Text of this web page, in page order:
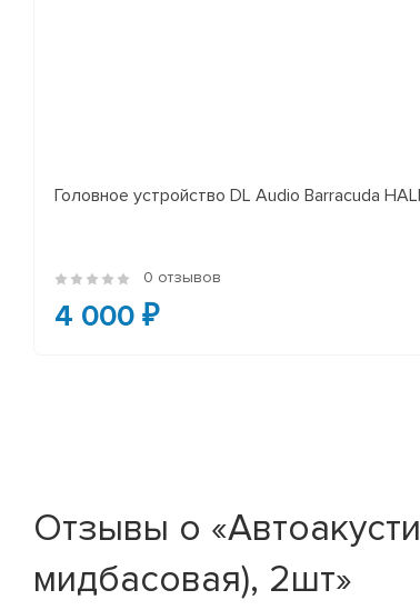
Головное устройство DL Audio Barracuda
0 отзывов
4 000 ₽
Отзывы о
мидбасовая), 2шт»